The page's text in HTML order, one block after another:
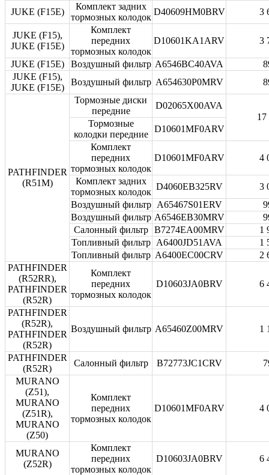
JUKE (F15E)
Комплект задних
тормозных колодок
D40609HM0BRV 3
JUKE (F15),
JUKE (F15E)
Комплект
передних
тормозных колодок
D10601KA1ARV 3
JUKE (F15E) Воздушный фильтр A6546BC40AVA
JUKE (F15),
JUKE (F15E)
Воздушный фильтр A654630P0MRV
PATHFINDER
(R51M)
Тормозные диски
передние
D02065X00AVA
17
Тормозные
колодки передние
D10601MF0ARV
Комплект
передних
тормозных колодок
D10601MF0ARV 4
Комплект задних
тормозных колодок
D4060EB325RV
3
Воздушный фильтр
A65467S01ERV
Воздушный фильтр A6546EB30MRV
Салонный фильтр
B7274EA00MRV
1
Топливный фильтр
A6400JD51AVA
1
Топливный фильтр A6400EC00CRV
2
PATHFINDER
(R52RR),
PATHFINDER
(R52R)
Комплект
передних
тормозных колодок
D10603JA0BRV 6
PATHFINDER
(R52R),
PATHFINDER
(R52R)
Воздушный фильтр A65460Z00MRV 1
PATHFINDER
(R52R)
Салонный фильтр B72773JC1CRV
MURANO
(Z51),
MURANO
(Z51R),
MURANO
(Z50)
Комплект
передних
тормозных колодок
D10601MF0ARV 4
MURANO
(Z52R)
Комплект
передних
тормозных колодок
D10603JA0BRV 6